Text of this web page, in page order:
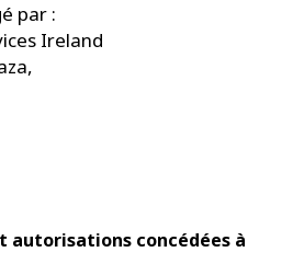
par :
Ireland
autorisations concédées à